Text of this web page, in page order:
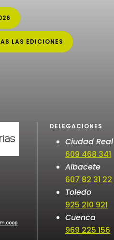
LAS EDICIONES
DELEGACIONES
Ciudad Real
609 468 341
Albacete
607 82 31 22
Toledo
925 210 921
Cuenca
969 225 156